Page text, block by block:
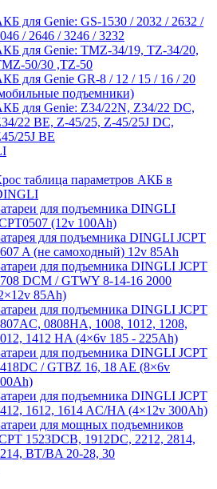
для Genie: GS-1530 / 2032 / 2632 /
/ 2646 / 3246 / 3232
для Genie: TMZ-34/19, TZ-34/20,
50/30 ,TZ-50
для Genie GR-8 / 12 / 15 / 16 / 20
подъемники)
для Genie: Z34/22N, Z34/22 DC,
22 BE, Z-45/25, Z-45/25J DC,
25J BE
таблица параметров АКБ в
для подъемника DINGLI
(12v 100Ah)
для подъемника DINGLI JCPT
A (не самоходный) 12v 85Ah
для подъемника DINGLI JCPT
DCM / GTWY 8-14-16 2000
85Ah)
для подъемника DINGLI JCPT
0808HA, 1008, 1012, 1208,
1412 HA (4×6v 185 - 225Ah)
для подъемника DINGLI JCPT
/ GTBZ 16, 18 AE (8×6v
для подъемника DINGLI JCPT
1612, 1614 AC/HA (4×12v 300Ah)
для мощных подъемников
1523DCB, 1912DC, 2212, 2814,
BT/BA 20-28, 30